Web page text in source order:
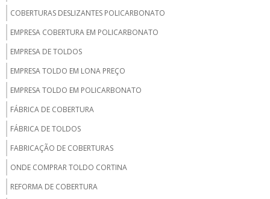
COBERTURAS DESLIZANTES POLICARBONATO
EMPRESA COBERTURA EM POLICARBONATO
EMPRESA DE TOLDOS
EMPRESA TOLDO EM LONA PREÇO
EMPRESA TOLDO EM POLICARBONATO
FÁBRICA DE COBERTURA
FÁBRICA DE TOLDOS
FABRICAÇÃO DE COBERTURAS
ONDE COMPRAR TOLDO CORTINA
REFORMA DE COBERTURA